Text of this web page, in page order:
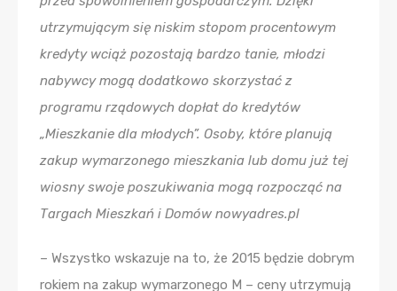
utrzymującym się niskim stopom procentowym
kredyty wciąż pozostają bardzo tanie, młodzi
nabywcy mogą dodatkowo skorzystać z
programu rządowych dopłat do kredytów
„Mieszkanie dla młodych”. Osoby, które planują
zakup wymarzonego mieszkania lub domu już tej
wiosny swoje poszukiwania mogą rozpocząć na
Targach Mieszkań i Domów nowyadres.pl
– Wszystko wskazuje na to, że 2015 będzie dobrym
rokiem na zakup wymarzonego M – ceny utrzymują